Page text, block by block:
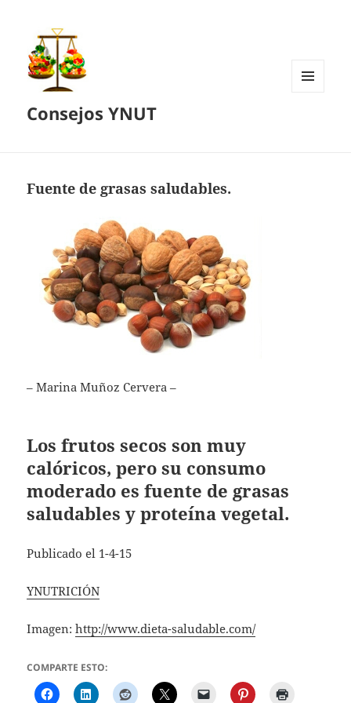
Consejos YNUT
Fuente de grasas saludables.
– Marina Muñoz Cervera –
Los frutos secos son muy
calóricos, pero su consumo
moderado es fuente de grasas
saludables y proteína vegetal.
Publicado el 1-4-15
YNUTRICIÓN
Imagen:http://www.dieta-saludable.com/
COMPARTE ESTO: